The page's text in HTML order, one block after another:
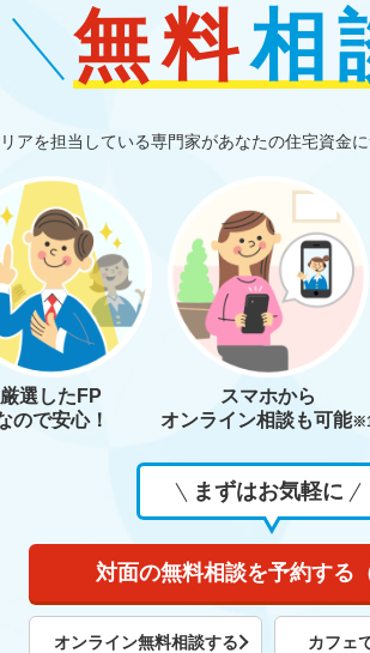
無料相
アを担当している専門家があなたの住宅資金
厳選したFP
ので安心！
スマホから
オンライン相談も可能
まずはお気軽に
対面の無料相談を予約する
オンライン無料相談する カフェ